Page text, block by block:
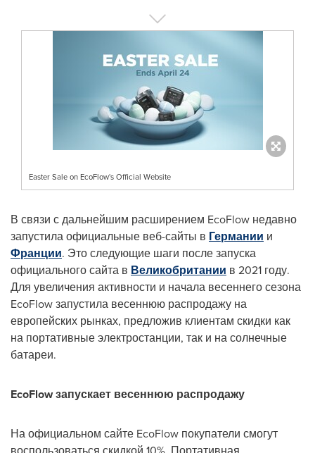
Easter Sale on EcoFlow's Official Website
В связи с дальнейшим расширением EcoFlow недавно
запустила официальные веб-сайты в Германии и
Франции. Это следующие шаги после запуска
официального сайта в Великобритании в 2021 году.
Для увеличения активности и начала весеннего сезона
EcoFlow запустила весеннюю распродажу на
европейских рынках, предложив клиентам скидки как
на портативные электростанции, так и на солнечные
батареи.
EcoFlow запускает весеннюю распродажу
На официальном сайте EcoFlow покупатели смогут